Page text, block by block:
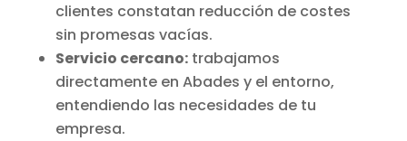
clientes constatan reducción de costes
sin promesas vacías.
Servicio cercano:trabajamos
directamente en Abades y el entorno,
entendiendo las necesidades de tu
empresa.